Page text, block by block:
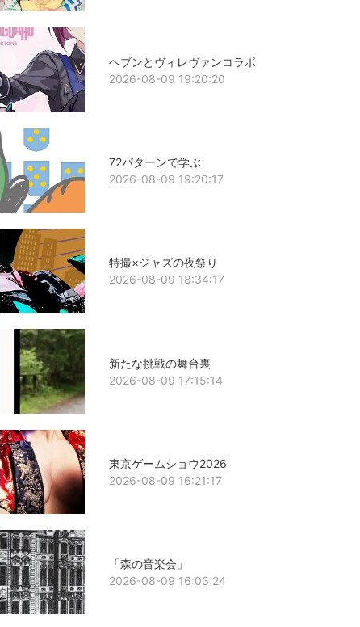
ヘブンとヴィレヴァンコラボ
2026-08-09 19:20:20
72パターンで学ぶ
2026-08-09 19:20:17
特撮×ジャズの夜祭り
2026-08-09 18:34:17
新たな挑戦の舞台裏
2026-08-09 17:15:14
東京ゲームショウ2026
2026-08-09 16:21:17
「森の音楽会」
2026-08-09 16:03:24